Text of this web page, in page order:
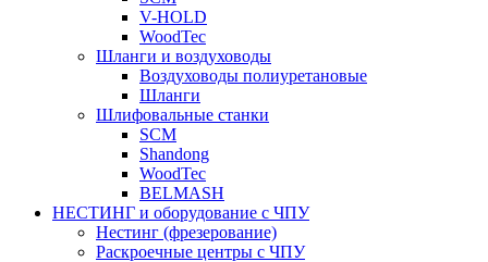
V-HOLD
WoodTec
Шланги и воздуховоды
Воздуховоды полиуретановые
Шланги
Шлифовальные станки
SCM
Shandong
WoodTec
BELMASH
НЕСТИНГ и оборудование с ЧПУ
Нестинг (фрезерование)
Раскроечные центры с ЧПУ